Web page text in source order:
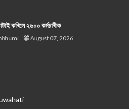
কৰিলে ২৬০০ কৰ্মচাৰীক
August 07, 2026